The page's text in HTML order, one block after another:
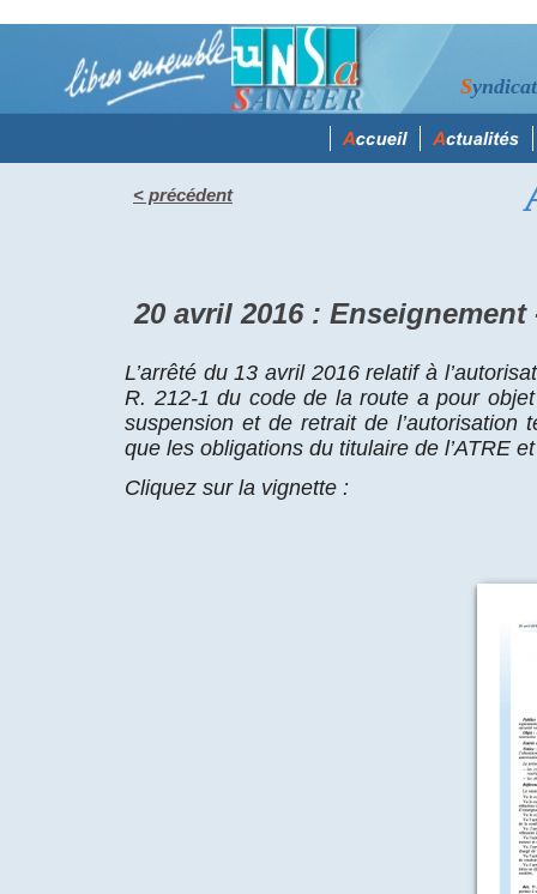
< précédent
S
20 avril 2016 :
L’arrêté du 13 avril 2016 relatif à
R. 212-1 du code de la route a pour
suspension et de retrait de l’autorisation
que les obligations du titulaire de l’ATRE
Cliquez sur la vignette :